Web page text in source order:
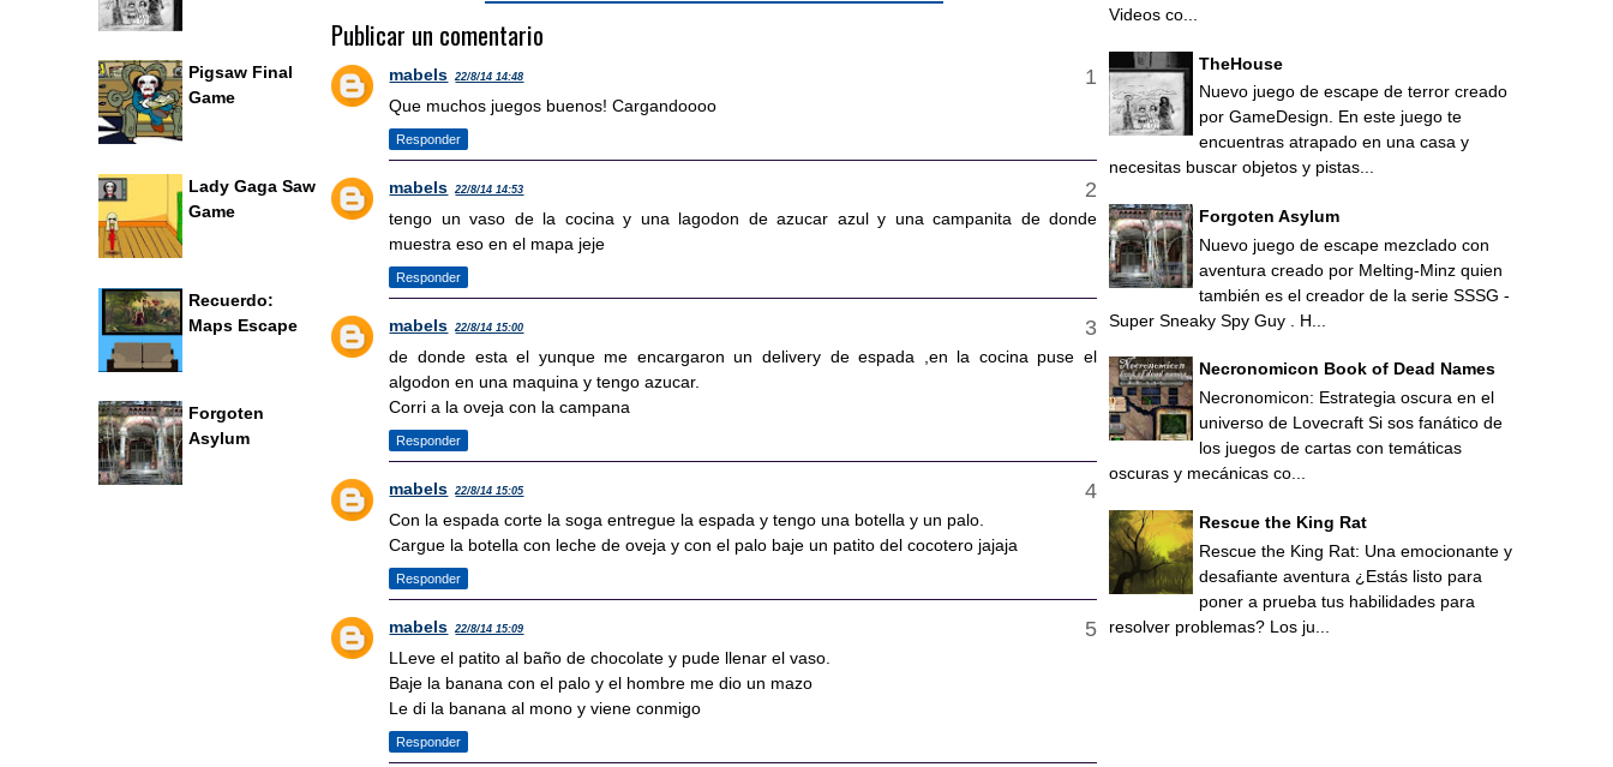
Publicar un comentario
mabels 22/8/14 14:48
Que muchos juegos buenos! Cargandoooo
Responder
mabels 22/8/14 14:53
tengo un vaso de la cocina y una lagodon de azucar azul y una campanita de donde
muestra eso en el mapa jeje
Responder
mabels 22/8/14 15:00
de donde esta el yunque me encargaron un delivery de espada ,en la cocina puse el
algodon en una maquina y tengo azucar.
Corri a la oveja con la campana
Responder
mabels 22/8/14 15:05
Con la espada corte la soga entregue la espada y tengo una botella y un palo.
Cargue la botella con leche de oveja y con el palo baje un patito del cocotero jajaja
Responder
mabels 22/8/14 15:09
LLeve el patito al baño de chocolate y pude llenar el vaso.
Baje la banana con el palo y el hombre me dio un mazo
Le di la banana al mono y viene conmigo
Responder
Pigsaw Final
Game
Lady Gaga Saw
Game
Recuerdo:
Maps Escape
Forgoten
Asylum
Videos co...
TheHouse
Nuevo juego de escape de terror creado
por GameDesign. En este juego te
encuentras atrapado en una casa y
necesitas buscar objetos y pistas...
Forgoten Asylum
Nuevo juego de escape mezclado con
aventura creado por Melting-Minz quien
también es el creador de la serie SSSG -
Super Sneaky Spy Guy . H...
Necronomicon Book of Dead Names
Necronomicon: Estrategia oscura en el
universo de Lovecraft Si sos fanático de
los juegos de cartas con temáticas
oscuras y mecánicas co...
Rescue the King Rat
Rescue the King Rat: Una emocionante y
desafiante aventura ¿Estás listo para
poner a prueba tus habilidades para
resolver problemas? Los ju...